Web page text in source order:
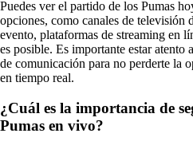
Puedes ver el partido de los Pumas
opciones, como canales de televisión
evento, plataformas de streaming en
es posible. Es importante estar atento
de comunicación para no perderte la
en tiempo real.
¿Cuál es la importancia de
Pumas en vivo?